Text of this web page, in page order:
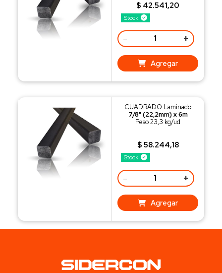
Stock
$ 42.541,20
- +
Agregar
Stock
CUADRADO Laminado
7/8" (22,2mm) x 6m
Peso 23,3 kg/ud
$ 58.244,18
- +
Agregar